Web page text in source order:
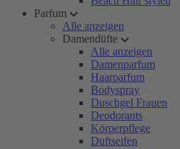
Parfum
Alle anzeigen
Damendüfte
Alle anzeigen
Damenparfum
Haarparfum
Bodyspray
Duschgel Frauen
Deodorants
Körperpflege
Duftseifen